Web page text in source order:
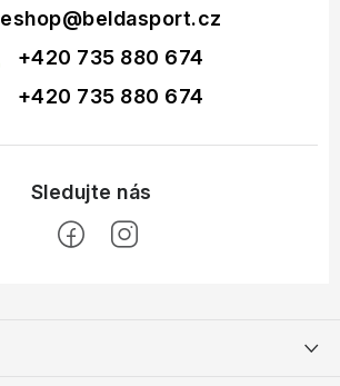
eshop@beldasport.cz
+420 735 880 674
+420 735 880 674